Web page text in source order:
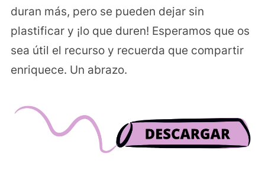
duran más, pero se pueden dejar sin
plastificar y ¡lo que duren! Esperamos que os
sea útil el recurso y recuerda que compartir
enriquece. Un abrazo.